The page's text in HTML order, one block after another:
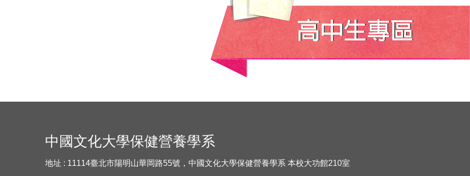
中國文化大學保健營養學系
地址 : 11114臺北市陽明山華岡路55號，中國文化大學保健營養學系 本校大功館210室